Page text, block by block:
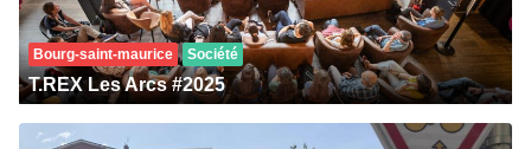
Bourg-saint-maurice Société
T.REX Les Arcs #2025